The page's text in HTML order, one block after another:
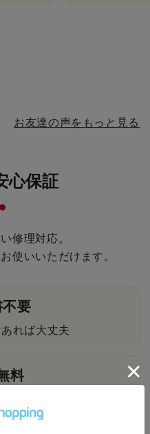
お友達の声をもっと見る
心保証
修理対応。
使いいただけます。
要
れば大丈夫
料
料はすべて無料